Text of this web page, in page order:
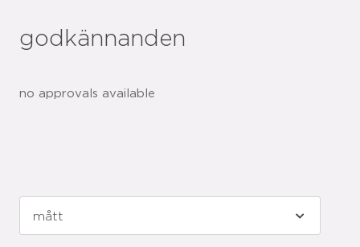
godkännanden
no approvals available